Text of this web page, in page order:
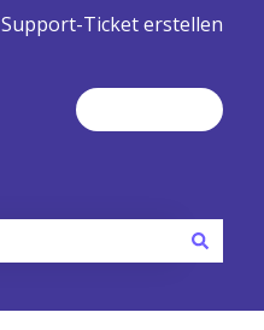
Support-Ticket erstellen